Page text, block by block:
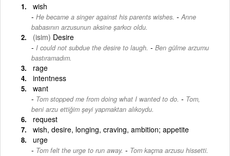
wish
He became a singer against his parents wishes. - Anne
babasının arzusunun aksine şarkıcı oldu.
(isim) Desire
I could not subdue the desire to laugh. - Ben gülme arzumu
bastıramadım.
rage
intentness
want
Tom stopped me from doing what I wanted to do. - Tom,
beni arzu ettiğim şeyi yapmaktan alıkoydu.
request
wish, desire, longing, craving, ambition; appetite
urge
Tom felt the urge to run away. - Tom kaçma arzusu hissetti.